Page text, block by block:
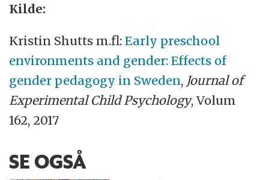
Kilde:
Kristin Shutts m.fl:Early preschool
environments and gender: Effects of
gender pedagogy in Sweden, Journal of
Experimental Child Psychology, Volum
162, 2017
SE OGSÅ